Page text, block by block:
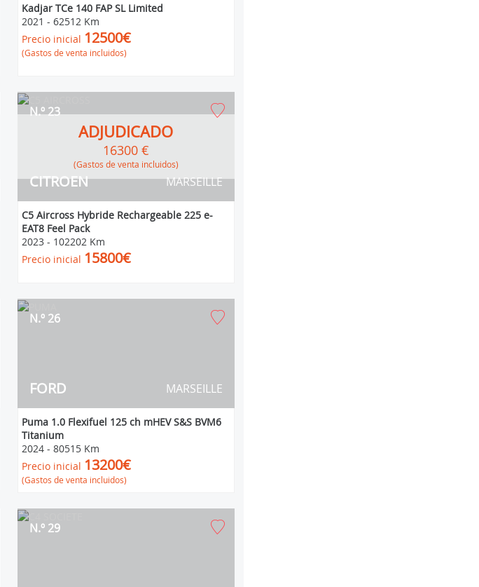
Kadjar TCe 140 FAP SL Limited
2021 - 62512 Km
Precio inicial 12500€
(Gastos de venta incluidos)
CITROEN
N.º 23
MARSEILLE
ADJUDICADO
16300 €
(Gastos de venta incluidos)
C5 Aircross Hybride Rechargeable 225 e-
EAT8 Feel Pack
2023- 102202 Km
Precio inicial 15800€
FORD
N.º 26
MARSEILLE
Puma 1.0 Flexifuel 125 ch mHEV S&S BVM6
Titanium
2024- 80515 Km
Precio inicial 13200€
(Gastos de venta incluidos)
N.º 29